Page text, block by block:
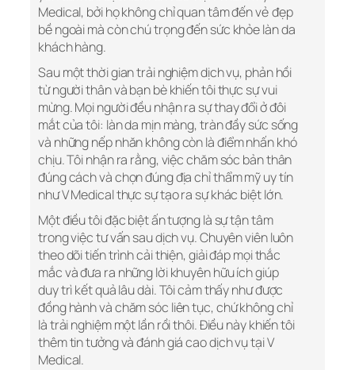
Medical, bởi họ không chỉ quan tâm đến vẻ đẹp
bề ngoài mà còn chú trọng đến sức khỏe làn da
khách hàng.
Sau một thời gian trải nghiệm dịch vụ, phản hồi
từ người thân và bạn bè khiến tôi thực sự vui
mừng. Mọi người đều nhận ra sự thay đổi ở đôi
mắt của tôi: làn da mịn màng, tràn đầy sức sống
và những nếp nhăn không còn là điểm nhấn khó
chịu. Tôi nhận ra rằng, việc chăm sóc bản thân
đúng cách và chọn đúng địa chỉ thẩm mỹ uy tín
như V Medical thực sự tạo ra sự khác biệt lớn.
Một điều tôi đặc biệt ấn tượng là sự tận tâm
trong việc tư vấn sau dịch vụ. Chuyên viên luôn
theo dõi tiến trình cải thiện, giải đáp mọi thắc
mắc và đưa ra những lời khuyên hữu ích giúp
duy trì kết quả lâu dài. Tôi cảm thấy như được
đồng hành và chăm sóc liên tục, chứ không chỉ
là trải nghiệm một lần rồi thôi. Điều này khiến tôi
thêm tin tưởng và đánh giá cao dịch vụ tại V
Medical.